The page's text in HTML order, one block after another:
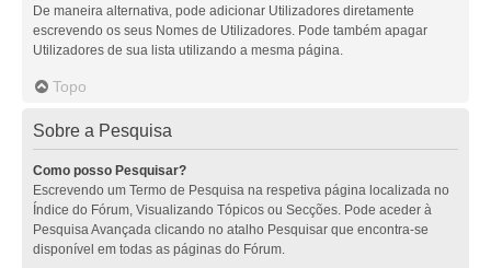
De maneira alternativa, pode adicionar Utilizadores diretamente
escrevendo os seus Nomes de Utilizadores. Pode também apagar
Utilizadores de sua lista utilizando a mesma página.
Topo
Sobre a Pesquisa
Como posso Pesquisar?
Escrevendo um Termo de Pesquisa na respetiva página localizada no
Índice do Fórum, Visualizando Tópicos ou Secções. Pode aceder à
Pesquisa Avançada clicando no atalho Pesquisar que encontra-se
disponível em todas as páginas do Fórum.